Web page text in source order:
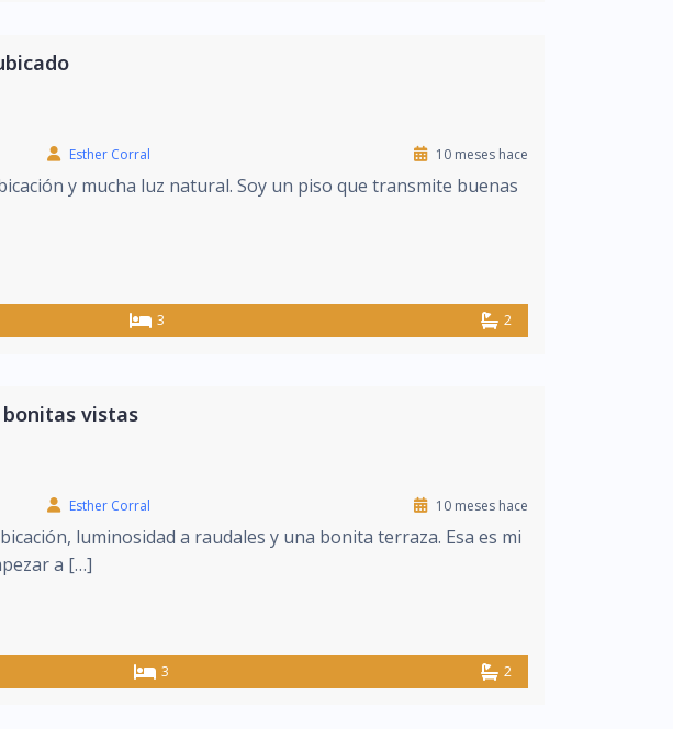
Esther Corral 10 meses hace
y mucha luz natural. Soy un piso que transmite buenas
3 2
bonitas vistas
Esther Corral 10 meses hace
luminosidad a raudales y una bonita terraza. Esa es mi
a […]
3 2